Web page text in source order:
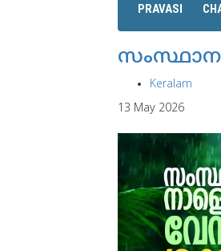
PRAVASI
Keralam
13 May 2026